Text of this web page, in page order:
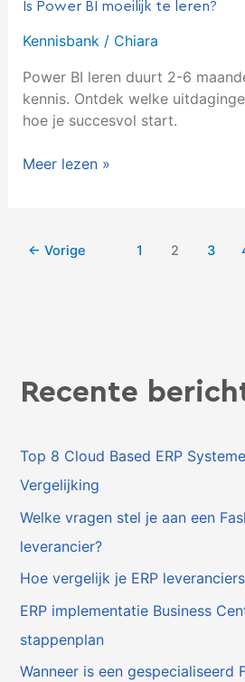
Is Power BI moeilijk te leren?
Kennisbank / Chiara
Power BI leren duurt 2-6
kennis. Ontdek welke
hoe je succesvol start.
Meer lezen »
← Vorige 1 2 3
Recente
Top 8 Cloud Based ERP
Vergelijking
Welke vragen stel je aan een
leverancier?
Hoe vergelijk je ERP
ERP implementatie Business
stappenplan
Wanneer is een gespecialiseerd